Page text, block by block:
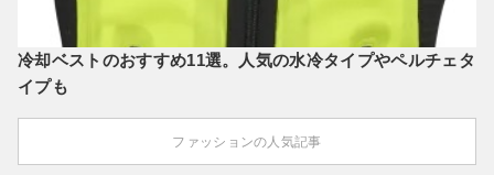
冷却ベストのおすすめ11選。人気の水冷タイプやペルチェタ
イプも
ファッションの人気記事